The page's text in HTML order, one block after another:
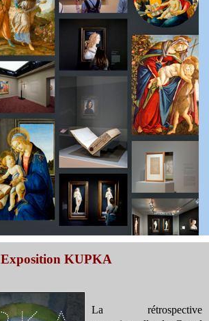
Exposition KUPKA
La rétrospective